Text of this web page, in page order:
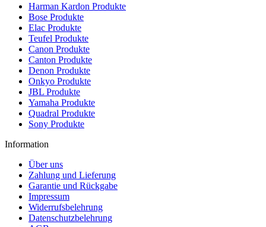
Harman Kardon Produkte
Bose Produkte
Elac Produkte
Teufel Produkte
Canon Produkte
Canton Produkte
Denon Produkte
Onkyo Produkte
JBL Produkte
Yamaha Produkte
Quadral Produkte
Sony Produkte
Information
Über uns
Zahlung und Lieferung
Garantie und Rückgabe
Impressum
Widerrufsbelehrung
Datenschutzbelehrung